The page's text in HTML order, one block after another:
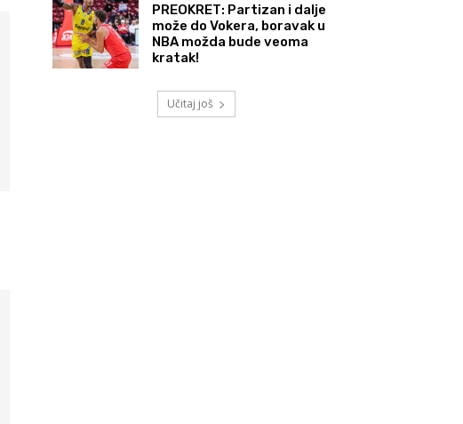
PREOKRET: Partizan i dalje
može do Vokera, boravak u
NBA možda bude veoma
kratak!
Učitaj još